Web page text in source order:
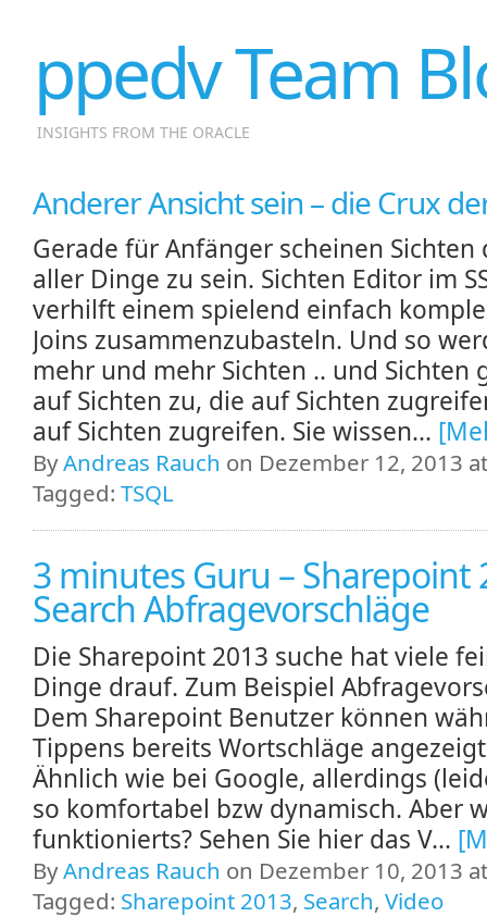
ppedv Team
INSIGHTS FROM THE ORACLE
Anderer Ansicht sein – die Crux
Gerade für Anfänger scheinen Sichten
aller Dinge zu sein. Sichten Editor im
verhilft einem spielend einfach
Joins zusammenzubasteln. Und so
mehr und mehr Sichten .. und Sichten
auf Sichten zu, die auf Sichten
auf Sichten zugreifen. Sie wissen...
ByAndreas Rauch on Dezember 12, 2013
Tagged: TSQL
3 minutes Guru – Sharepoint
Search Abfragevorschläge
Die Sharepoint 2013 suche hat viele
Dinge drauf. Zum Beispiel
Dem Sharepoint Benutzer können
Tippens bereits Wortschläge
Ähnlich wie bei Google, allerdings
so komfortabel bzw dynamisch. Aber
funktionierts? Sehen Sie hier das V...
ByAndreas Rauch on Dezember 10, 2013
Tagged: Sharepoint 2013, Search, Video